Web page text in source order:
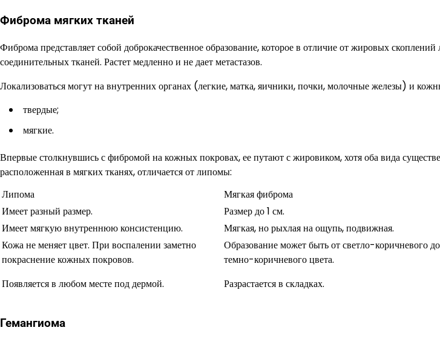
Фиброма мягких тканей
Фиброма представляет собой доброкачественное образование, которое в отличие от жировых
соединительных тканей. Растет медленно и не дает метастазов.
Локализоваться могут на внутренних органах (легкие, матка, яичники, почки, молочные железы) и
твердые;
мягкие.
Впервые столкнувшись с фибромой на кожных покровах, ее путают с жировиком, хотя оба вида
расположенная в мягких тканях, отличается от липомы:
Липома
Мягкая фиброма
Имеет разный размер.
Размер до 1 см.
Имеет мягкую внутреннюю консистенцию.
Мягкая, но рыхлая на ощупь, подвижная.
Кожа не меняет цвет. При воспалении заметно
покраснение кожных покровов.
Образование может быть от светло-коричневого до
темно-коричневого цвета.
Появляется в любом месте под дермой.
Разрастается в складках.
Гемангиома